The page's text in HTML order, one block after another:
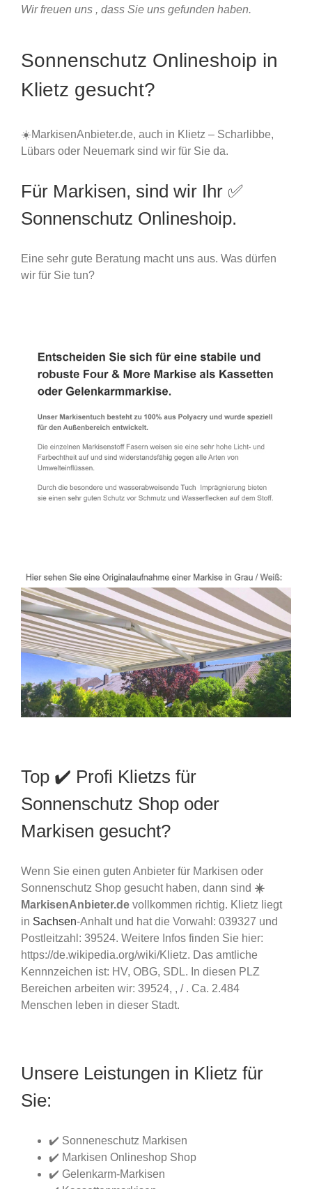
Wir freuen uns , dass Sie uns gefunden haben.
Sonnenschutz Onlineshoip in
Klietz gesucht?
☀️MarkisenAnbieter.de, auch in Klietz – Scharlibbe,
Lübars oder Neuemark sind wir für Sie da.
Für Markisen, sind wir Ihr ✅
Sonnenschutz Onlineshoip.
Eine sehr gute Beratung macht uns aus. Was dürfen
wir für Sie tun?
Top ✔️ Profi Klietzs für
Sonnenschutz Shop oder
Markisen gesucht?
Wenn Sie einen guten Anbieter für Markisen oder
Sonnenschutz Shop gesucht haben, dann sind ☀️
MarkisenAnbieter.de vollkommen richtig. Klietz liegt
in Sachsen-Anhalt und hat die Vorwahl: 039327 und
Postleitzahl: 39524. Weitere Infos finden Sie hier:
https://de.wikipedia.org/wiki/Klietz. Das amtliche
Kennnzeichen ist: HV, OBG, SDL. In diesen PLZ
Bereichen arbeiten wir: 39524, , / . Ca. 2.484
Menschen leben in dieser Stadt.
Unsere Leistungen in Klietz für
Sie:
✔️ Sonneneschutz Markisen
✔️ Markisen Onlineshop Shop
✔️ Gelenkarm-Markisen